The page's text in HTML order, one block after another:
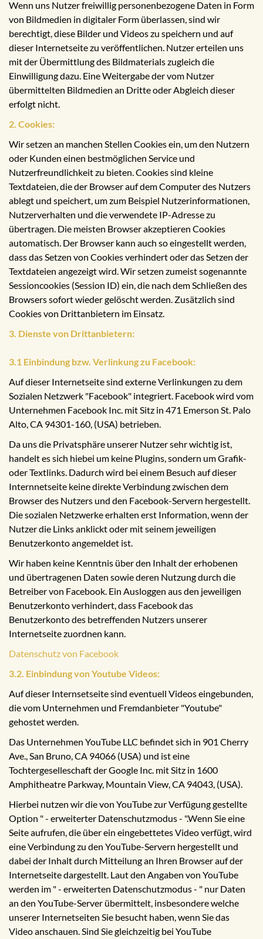
Wenn uns Nutzer freiwillig personenbezogene Daten in Form
von Bildmedien in digitaler Form überlassen, sind wir
berechtigt, diese Bilder und Videos zu speichern und auf
dieser Internetseite zu veröffentlichen. Nutzer erteilen uns
mit der Übermittlung des Bildmaterials zugleich die
Einwilligung dazu. Eine Weitergabe der vom Nutzer
übermittelten Bildmedien an Dritte oder Abgleich dieser
erfolgt nicht.
2. Cookies:
Wir setzen an manchen Stellen Cookies ein, um den Nutzern
oder Kunden einen bestmöglichen Service und
Nutzerfreundlichkeit zu bieten. Cookies sind kleine
Textdateien, die der Browser auf dem Computer des Nutzers
ablegt und speichert, um zum Beispiel Nutzerinformationen,
Nutzerverhalten und die verwendete IP-Adresse zu
übertragen. Die meisten Browser akzeptieren Cookies
automatisch. Der Browser kann auch so eingestellt werden,
dass das Setzen von Cookies verhindert oder das Setzen der
Textdateien angezeigt wird. Wir setzen zumeist sogenannte
Sessioncookies (Session ID) ein, die nach dem Schließen des
Browsers sofort wieder gelöscht werden. Zusätzlich sind
Cookies von Drittanbietern im Einsatz.
3. Dienste von Drittanbietern:
3.1 Einbindung bzw. Verlinkung zu Facebook:
Auf dieser Internetseite sind externe Verlinkungen zu dem
Sozialen Netzwerk "Facebook" integriert. Facebook wird vom
Unternehmen Facebook Inc. mit Sitz in 471 Emerson St. Palo
Alto, CA 94301-160, (USA) betrieben.
Da uns die Privatsphäre unserer Nutzer sehr wichtig ist,
handelt es sich hiebei um keine Plugins, sondern um Grafik-
oder Textlinks. Dadurch wird bei einem Besuch auf dieser
Internnetseite keine direkte Verbindung zwischen dem
Browser des Nutzers und den Facebook-Servern hergestellt.
Die sozialen Netzwerke erhalten erst Information, wenn der
Nutzer die Links anklickt oder mit seinem jeweiligen
Benutzerkonto angemeldet ist.
Wir haben keine Kenntnis über den Inhalt der erhobenen
und übertragenen Daten sowie deren Nutzung durch die
Betreiber von Facebook. Ein Ausloggen aus den jeweiligen
Benutzerkonto verhindert, dass Facebook das
Benutzerkonto des betreffenden Nutzers unserer
Internetseite zuordnen kann.
Datenschutz von Facebook
3.2. Einbindung von Youtube Videos:
Auf dieser Internsetseite sind eventuell Videos eingebunden,
die vom Unternehmen und Fremdanbieter "Youtube"
gehostet werden.
Das Unternehmen YouTube LLC befindet sich in 901 Cherry
Ave., San Bruno, CA 94066 (USA) und ist eine
Tochtergeselleschaft der Google Inc. mit Sitz in 1600
Amphitheatre Parkway, Mountain View, CA 94043, (USA).
Hierbei nutzen wir die von YouTube zur Verfügung gestellte
Option " - erweiterter Datenschutzmodus - ".Wenn Sie eine
Seite aufrufen, die über ein eingebettetes Video verfügt, wird
eine Verbindung zu den YouTube-Servern hergestellt und
dabei der Inhalt durch Mitteilung an Ihren Browser auf der
Internetseite dargestellt. Laut den Angaben von YouTube
werden im " - erweiterten Datenschutzmodus - " nur Daten
an den YouTube-Server übermittelt, insbesondere welche
unserer Internetseiten Sie besucht haben, wenn Sie das
Video anschauen. Sind Sie gleichzeitig bei YouTube